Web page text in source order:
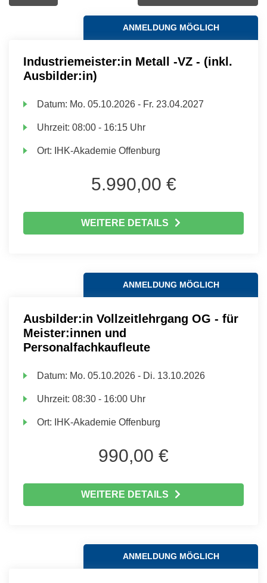
ANMELDUNG MÖGLICH
Industriemeister:in Metall -VZ - (inkl.
Ausbilder:in)
Datum: Mo. 05.10.2026 - Fr. 23.04.2027
Uhrzeit:08:00 - 16:15 Uhr
Ort: IHK-Akademie Offenburg
5.990,00 €
WEITERE DETAILS
ANMELDUNG MÖGLICH
Ausbilder:in Vollzeitlehrgang OG - für
Meister:innen und
Personalfachkaufleute
Datum: Mo. 05.10.2026 - Di. 13.10.2026
Uhrzeit:08:30 - 16:00 Uhr
Ort: IHK-Akademie Offenburg
990,00 €
WEITERE DETAILS
ANMELDUNG MÖGLICH